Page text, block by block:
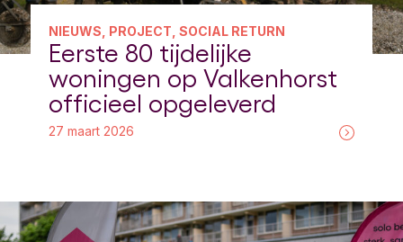
NIEUWS, PROJECT, SOCIAL RETURN
Eerste 80 tijdelijke
woningen op Valkenhorst
officieel opgeleverd
27 maart 2026